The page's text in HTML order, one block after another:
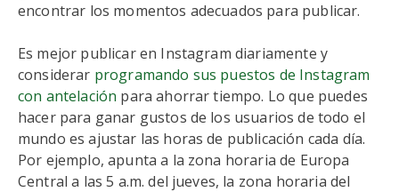
encontrar los momentos adecuados para publicar.
Es mejor publicar en Instagram diariamente y
considerar programando sus puestos de Instagram
con antelación para ahorrar tiempo. Lo que puedes
hacer para ganar gustos de los usuarios de todo el
mundo es ajustar las horas de publicación cada día.
Por ejemplo, apunta a la zona horaria de Europa
Central a las 5 a.m. del jueves, la zona horaria del